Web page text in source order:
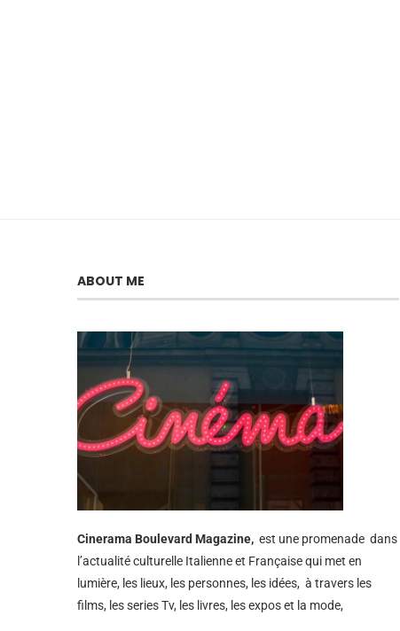
ABOUT ME
Cinerama Boulevard Magazine, est une promenade dans
l’actualité culturelle Italienne et Française qui met en
lumière, les lieux, les personnes, les idées, à travers les
films, les series Tv, les livres, les expos et la mode,